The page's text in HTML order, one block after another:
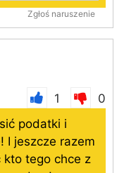
Zgłoś naruszenie
1
0
podatki i
I jeszcze razem
tego chce z